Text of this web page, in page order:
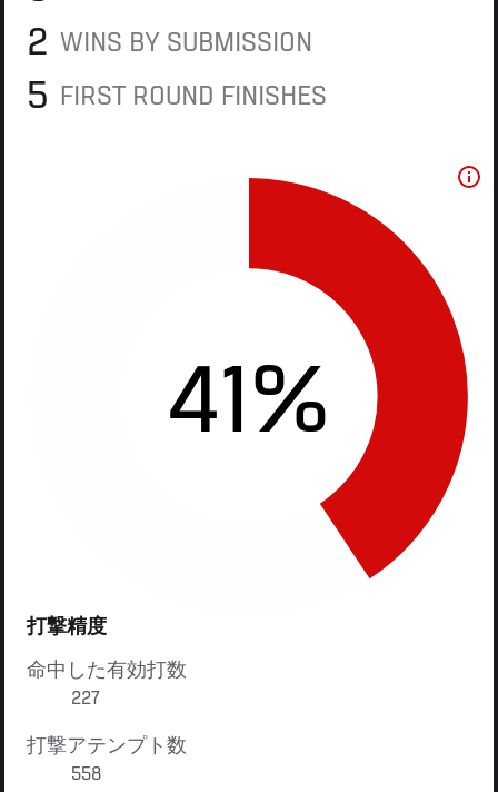
2 WINS BY SUBMISSION
5 FIRST ROUND FINISHES
41%
打撃精度
命中した有効打数
227
打撃アテンプト数
558